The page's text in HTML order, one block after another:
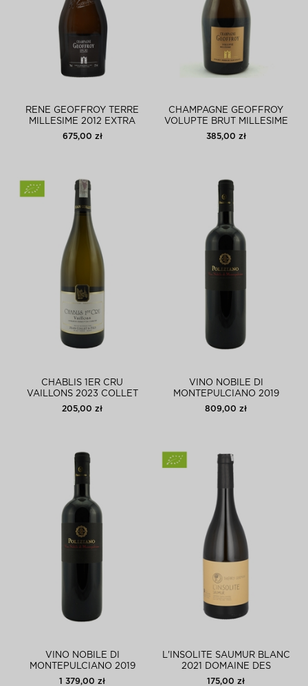
RENE GEOFFROY TERRE
MILLESIME 2012 EXTRA
BRUT
675,00 zł
CHAMPAGNE GEOFFROY
VOLUPTE BRUT MILLESIME
2016
385,00 zł
CHABLIS 1ER CRU
VAILLONS 2023 COLLET
205,00 zł
VINO NOBILE DI
MONTEPULCIANO 2019
POLIZIANO 3L
809,00 zł
VINO NOBILE DI
MONTEPULCIANO 2019
POLIZIANO 5L
1 379,00 zł
L'INSOLITE SAUMUR BLANC
2021 DOMAINE DES
ROCHES NEUVES
175,00 zł